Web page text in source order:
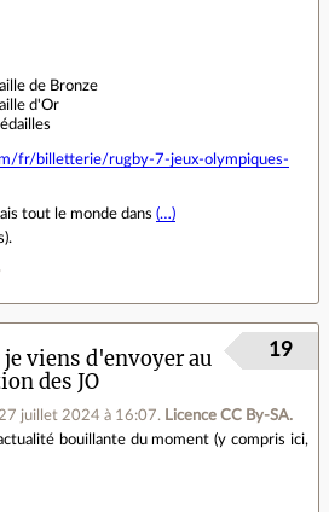
de Bronze
d'Or
fr/billetterie/rugby-7-jeux-olympiques-
tout le monde dans (…)
).
je viens d'envoyer au
des JO
juillet 2024 à 16:07. Licence CC By‑SA.
19
bouillante du moment (y compris ici,